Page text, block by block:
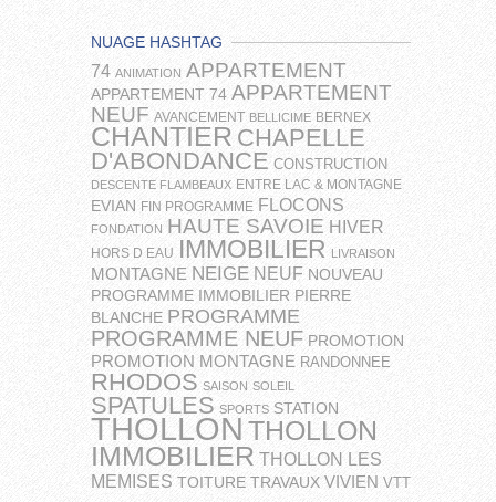
NUAGE HASHTAG
74 ANIMATION APPARTEMENT
APPARTEMENT 74 APPARTEMENT
NEUF AVANCEMENT BELLICIME BERNEX
CHANTIER CHAPELLE
D'ABONDANCE CONSTRUCTION
DESCENTE FLAMBEAUX ENTRE LAC & MONTAGNE
EVIAN FIN PROGRAMME FLOCONS
FONDATION HAUTE SAVOIE HIVER
HORS D EAU IMMOBILIER LIVRAISON
MONTAGNE NEIGE NEUF NOUVEAU
PROGRAMME IMMOBILIER PIERRE
BLANCHE PROGRAMME
PROGRAMME NEUF PROMOTION
PROMOTION MONTAGNE RANDONNEE
RHODOS SAISON SOLEIL
SPATULES SPORTS STATION
THOLLON THOLLON
IMMOBILIER THOLLON LES
MEMISES TOITURE TRAVAUX VIVIEN VTT